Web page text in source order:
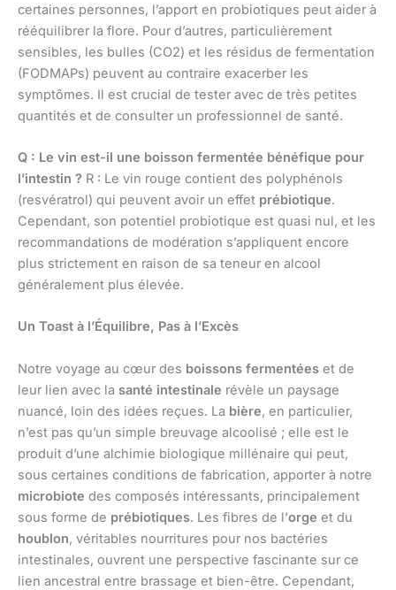
certaines personnes, l’apport en probiotiques peut aider à
rééquilibrer la flore. Pour d’autres, particulièrement
sensibles, les bulles (CO2) et les résidus de fermentation
(FODMAPs) peuvent au contraire exacerber les
symptômes. Il est crucial de tester avec de très petites
quantités et de consulter un professionnel de santé.
Q : Le vin est-il une boisson fermentée bénéfique pour
l’intestin ? R : Le vin rouge contient des polyphénols
(resvératrol) qui peuvent avoir un effet prébiotique.
Cependant, son potentiel probiotique est quasi nul, et les
recommandations de modération s’appliquent encore
plus strictement en raison de sa teneur en alcool
généralement plus élevée.
Un Toast à l’Équilibre, Pas à l’Excès
Notre voyage au cœur des boissons fermentées et de
leur lien avec la santé intestinale révèle un paysage
nuancé, loin des idées reçues. La bière, en particulier,
n’est pas qu’un simple breuvage alcoolisé ; elle est le
produit d’une alchimie biologique millénaire qui peut,
sous certaines conditions de fabrication, apporter à notre
microbiote des composés intéressants, principalement
sous forme de prébiotiques. Les fibres de l’orge et du
houblon, véritables nourritures pour nos bactéries
intestinales, ouvrent une perspective fascinante sur ce
lien ancestral entre brassage et bien-être. Cependant,